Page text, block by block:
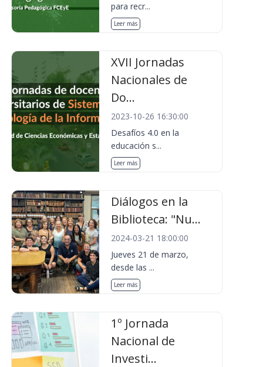
para recr...
Leer más
XVII Jornadas
Nacionales de
Do...
2023-10-26 16:30:00
Desafíos 4.0 en la
educación s...
Leer más
Diálogos en la
Biblioteca: "Nu...
2024-03-21 18:00:00
Jueves 21 de marzo,
desde las ...
Leer más
1º Jornada
Nacional de
Investi...